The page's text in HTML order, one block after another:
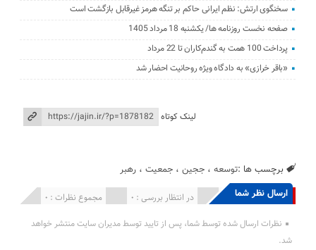
سخنگوی ارتش: نظم ایرانی حاکم بر تنگه هرمز غیرقابل بازگشت است
صفحه نخست روزنامه ها/ یکشنبه 18 مرداد 1405
پرداخت 100 همت به گندم‌کاران تا 22 مرداد
«باقر خرازی» به دادگاه ویژه روحانیت احضار شد
لینک کوتاه
برچسب ها :توسعه ،ججین ،جمعیت ،رهبر
ارسال نظر شما مجموع نظرات : 0 در انتظار بررسی : 0 انتشار یافته : 0
نظرات ارسال شده توسط شما، پس از تایید توسط مدیران سایت منتشر خواهد
شد.